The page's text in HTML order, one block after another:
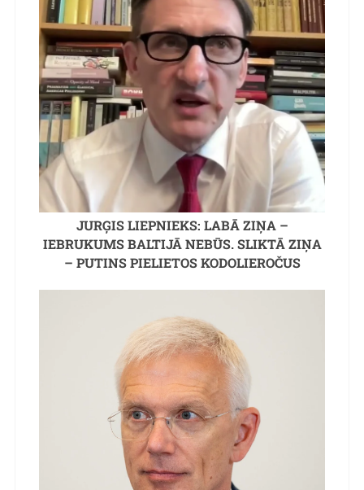
JURĢIS LIEPNIEKS: LABĀ ZIŅA –
IEBRUKUMS BALTIJĀ NEBŪS. SLIKTĀ ZIŅA
– PUTINS PIELIETOS KODOLIEROČUS